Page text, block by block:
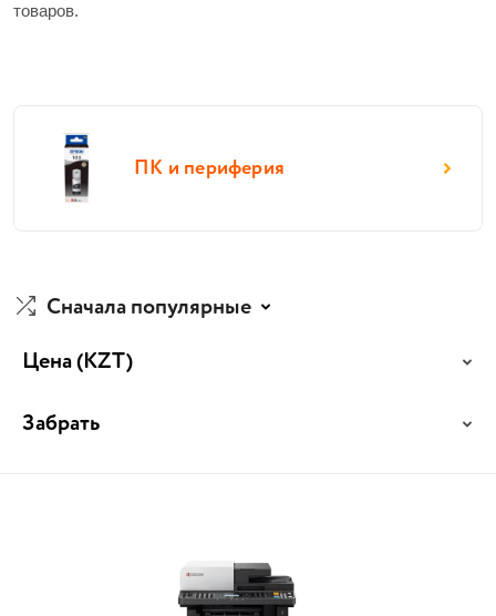
товаров.
ПК и периферия
Сначала популярные
Цена(KZT)
Забрать